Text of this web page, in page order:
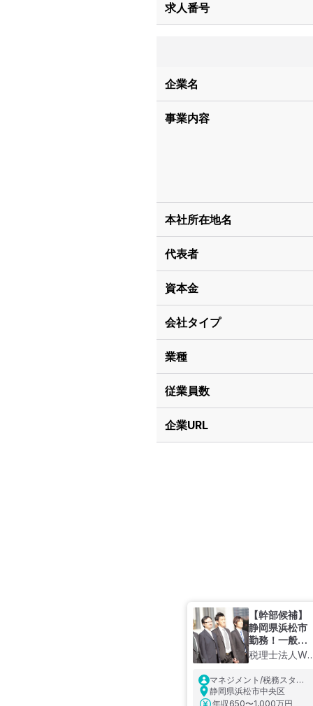
求人番号
企業名
事業内容
本社所在地名
代表者
資本金
会社タイプ
業種
従業員数
企業URL
【幹部候補】
静岡県浜松市
勤務！一般的
な税務対応は
織再編や事業
承継、上場支
援など、お客
税理士法人We
マネジメント/税務スタッ
フ／会計事務所3年以上経
験必須／静岡県浜松市勤
静岡県浜松市中央区
年収 650〜1,000万円